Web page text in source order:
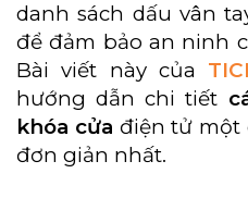
danh sách dấu vân
để đảm bảo an ninh
Bài viết này của
hướng dẫn chi tiết
khóa cửa điện tử một
đơn giản nhất.